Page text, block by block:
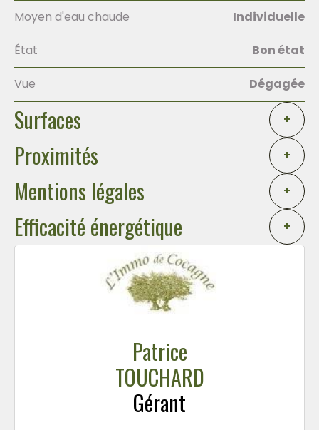
Moyen d'eau chaude Individuelle
État Bon état
Vue Dégagée
Surfaces +
Proximités +
Mentions légales +
Efficacité énergétique +
Patrice
TOUCHARD
Gérant